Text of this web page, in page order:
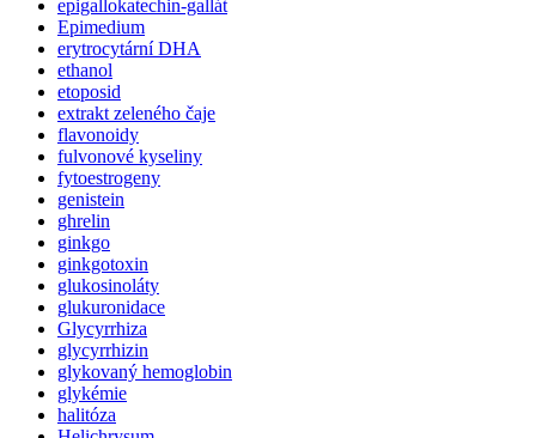
epigallokatechin-gallát
Epimedium
erytrocytární DHA
ethanol
etoposid
extrakt zeleného čaje
flavonoidy
fulvonové kyseliny
fytoestrogeny
genistein
ghrelin
ginkgo
ginkgotoxin
glukosinoláty
glukuronidace
Glycyrrhiza
glycyrrhizin
glykovaný hemoglobin
glykémie
halitóza